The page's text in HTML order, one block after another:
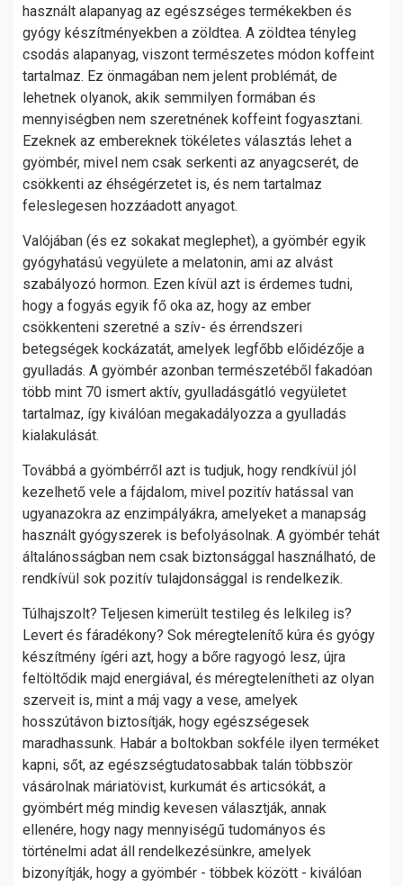
használt alapanyag az egészséges termékekben és
gyógy készítményekben a zöldtea. A zöldtea tényleg
csodás alapanyag, viszont természetes módon koffeint
tartalmaz. Ez önmagában nem jelent problémát, de
lehetnek olyanok, akik semmilyen formában és
mennyiségben nem szeretnének koffeint fogyasztani.
Ezeknek az embereknek tökéletes választás lehet a
gyömbér, mivel nem csak serkenti az anyagcserét, de
csökkenti az éhségérzetet is, és nem tartalmaz
feleslegesen hozzáadott anyagot.
Valójában (és ez sokakat meglephet), a gyömbér egyik
gyógyhatású vegyülete a melatonin, ami az alvást
szabályozó hormon. Ezen kívül azt is érdemes tudni,
hogy a fogyás egyik fő oka az, hogy az ember
csökkenteni szeretné a szív- és érrendszeri
betegségek kockázatát, amelyek legfőbb előidézője a
gyulladás. A gyömbér azonban természetéből fakadóan
több mint 70 ismert aktív, gyulladásgátló vegyületet
tartalmaz, így kiválóan megakadályozza a gyulladás
kialakulását.
Továbbá a gyömbérről azt is tudjuk, hogy rendkívül jól
kezelhető vele a fájdalom, mivel pozitív hatással van
ugyanazokra az enzimpályákra, amelyeket a manapság
használt gyógyszerek is befolyásolnak. A gyömbér tehát
általánosságban nem csak biztonsággal használható, de
rendkívül sok pozitív tulajdonsággal is rendelkezik.
Túlhajszolt? Teljesen kimerült testileg és lelkileg is?
Levert és fáradékony? Sok méregtelenítő kúra és gyógy
készítmény ígéri azt, hogy a bőre ragyogó lesz, újra
feltöltődik majd energiával, és méregtelenítheti az olyan
szerveit is, mint a máj vagy a vese, amelyek
hosszútávon biztosítják, hogy egészségesek
maradhassunk. Habár a boltokban sokféle ilyen terméket
kapni, sőt, az egészségtudatosabbak talán többször
vásárolnak máriatövist, kurkumát és articsókát, a
gyömbért még mindig kevesen választják, annak
ellenére, hogy nagy mennyiségű tudományos és
történelmi adat áll rendelkezésünkre, amelyek
bizonyítják, hogy a gyömbér - többek között - kiválóan